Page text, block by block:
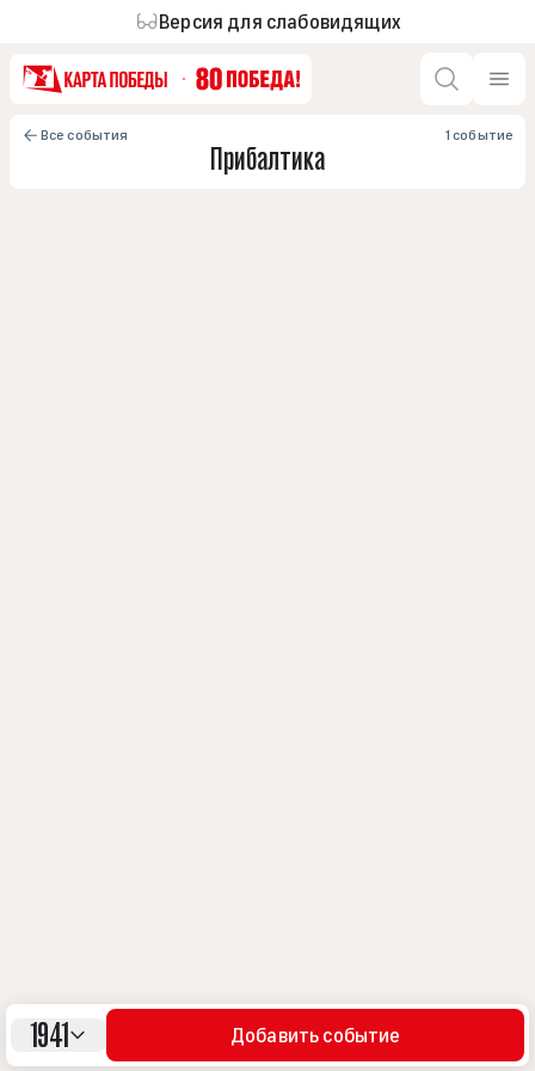
Версия для слабовидящих
1941 Добавить событие
Все события 1 событие
Прибалтика